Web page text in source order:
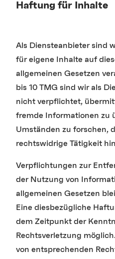
Haftung für Inhalte
Als Diensteanbieter sind
für eigene Inhalte auf
allgemeinen Gesetzen
bis 10 TMG sind wir als
nicht verpflichtet,
fremde Informationen zu
Umständen zu forschen,
rechtswidrige Tätigkeit
Verpflichtungen zur
der Nutzung von
allgemeinen Gesetzen
Eine diesbezügliche
dem Zeitpunkt der
Rechtsverletzung
von entsprechenden